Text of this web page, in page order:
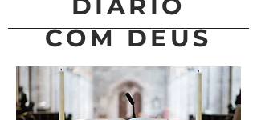
DIÁRIO
COM DEUS